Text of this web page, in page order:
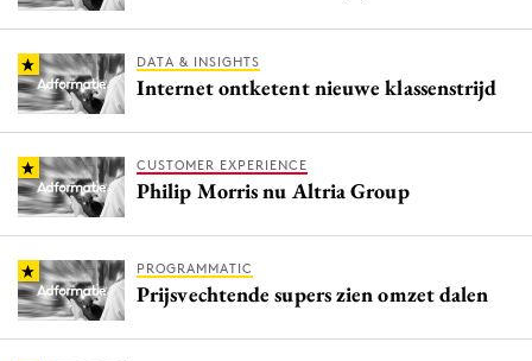
DATA & INSIGHTS
Internet ontketent nieuwe klassenstrijd
CUSTOMER EXPERIENCE
Philip Morris nu Altria Group
PROGRAMMATIC
Prijsvechtende supers zien omzet dalen